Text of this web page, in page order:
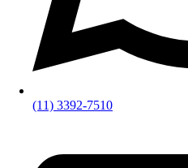
(11) 3392-7510